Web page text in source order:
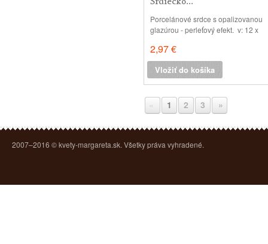
Porcelánové srdce s opalizovanou
glazúrou - perleťový efekt. v: 12 x
2,97 €
Vložiť do košíka
« 1 2 3 »
2007–2016 © kvety-margareta.sk. Všetky práva vyhradené.